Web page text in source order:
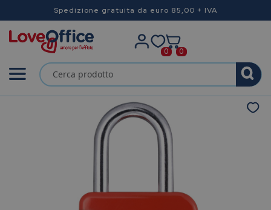
Spedizione gratuita da euro 85,00 + IVA
0 0